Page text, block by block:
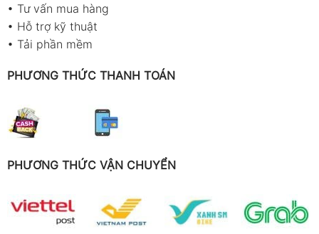
• Tư vấn mua hàng
• Hỗ trợ kỹ thuật
• Tải phần mềm
PHƯƠNG THỨC THANH TOÁN
PHƯƠNG THỨC VẬN CHUYỂN